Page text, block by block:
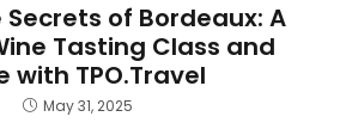
Secrets of Bordeaux: A
Tasting Class and
with TPO.Travel
May 31, 2025